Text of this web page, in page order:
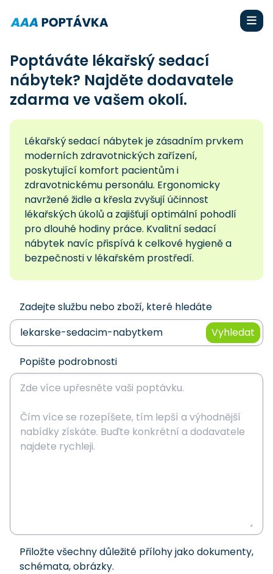
Poptáváte lékařský sedací
nábytek? Najděte dodavatele
zdarma ve vašem okolí.
Lékařský sedací nábytek je zásadním prvkem
moderních zdravotnických zařízení,
poskytující komfort pacientům i
zdravotnickému personálu. Ergonomicky
navržené židle a křesla zvyšují účinnost
lékařských úkolů a zajišťují optimální pohodlí
pro dlouhé hodiny práce. Kvalitní sedací
nábytek navíc přispívá k celkové hygieně a
bezpečnosti v lékařském prostředí.
Zadejte službu nebo zboží, které hledáte
Vyhledat
Popište podrobnosti
Přiložte všechny důležité přílohy jako dokumenty,
schémata, obrázky.